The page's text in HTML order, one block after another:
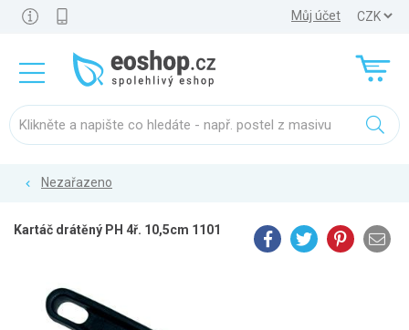
Můj účet
Nezařazeno
Kartáč drátěný PH 4ř. 10,5cm 1101